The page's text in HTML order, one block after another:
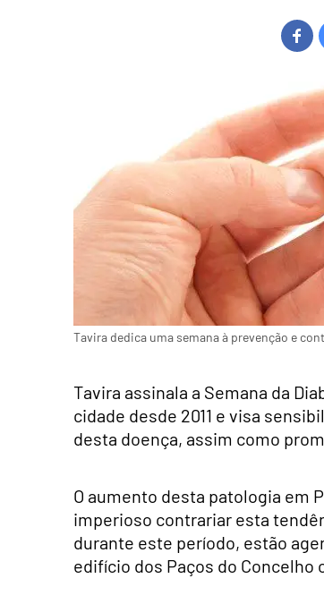
Tavira dedica uma semana à prevenção e
Tavira assinala a Semana da
cidade desde 2011 e visa
desta doença, assim como
O aumento desta patologia em
imperioso contrariar esta
durante este período, estão
edifício dos Paços do Concelho